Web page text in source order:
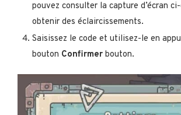
pouvez consulter la capture d’écran
obtenir des éclaircissements.
Saisissez le code et utilisez-le en
bouton Confirmer bouton.